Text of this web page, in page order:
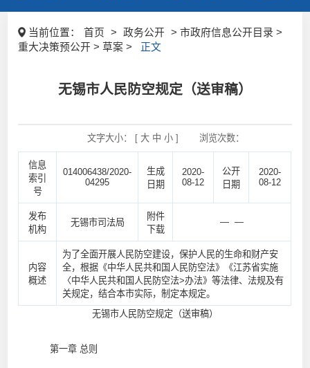
当前位置： 首页 > 政务公开
> 市政府信息公开目录 >
重大决策预公开 > 草案 >
正文
无锡市人民防空规定（送审稿）
文字大小： [ 大 中 小] 浏览次数：
信息
索引
号
014006438/2020-
04295
生成
日期
2020-
08-12
公开
日期
2020-
08-12
发布
机构
无锡市司法局
附件
下载
— —
内容
概述
为了全面开展人民防空建设，保护人民的生命和财产安
全，根据《中华人民共和国人民防空法》《江苏省实施
〈中华人民共和国人民防空法>办法》等法律、法规及有
关规定，结合本市实际，制定本规定。
无锡市人民防空规定（送审稿）
第一章 总则